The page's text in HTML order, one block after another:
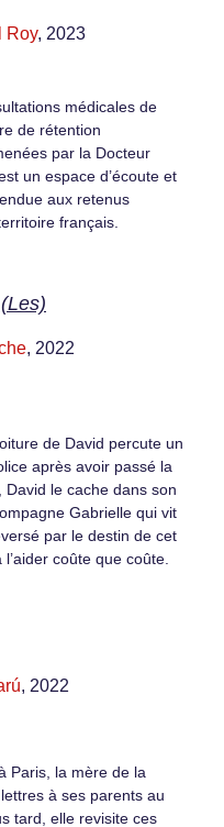
Roy, 2023
médicales de
de rétention
par la Docteur
un espace d’écoute et
aux retenus
français.
, 2022
de David percute un
après avoir passé la
le cache dans son
Gabrielle qui vit
par le destin de cet
coûte que coûte.
, 2022
Paris, la mère de la
à ses parents au
tard, elle revisite ces